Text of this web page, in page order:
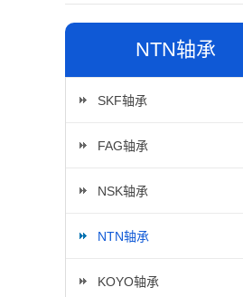
NTN轴承
SKF轴承
FAG轴承
NSK轴承
NTN轴承
KOYO轴承